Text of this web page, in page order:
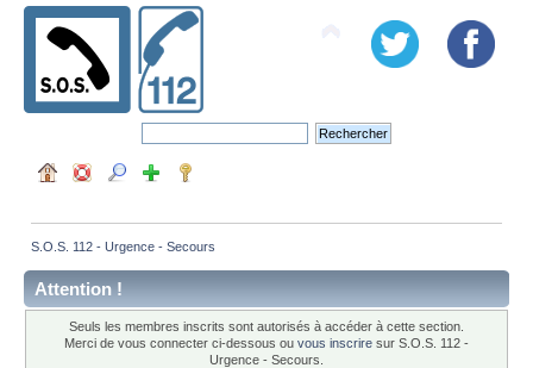
S.O.S. 112 - Urgence - Secours
Attention !
Seuls les membres inscrits sont autorisés à accéder à cette section.
Merci de vous connecter ci-dessous ou vous inscrire sur S.O.S. 112 -
Urgence - Secours.